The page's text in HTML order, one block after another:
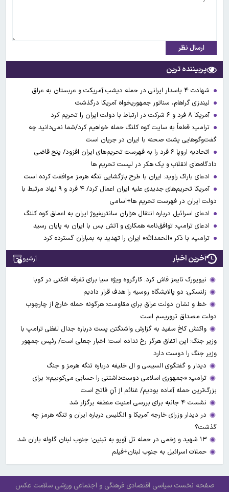
ارسال نظر
پربیننده ترین
شهادت ۴ پاسدار ایرانی در حمله دیشب آمریکت و عربستان به عراق
لیندزی گراهام، سناتور جمهوریخواه آمریکا درگذشت
آمریکا ۸ فرد و ۶ شرکت در ارتباط با دولت ایران را تحریم کرد
ترامپ: قطعاً به سایت کوه کلنگ حمله خواهیم کرد/شما نمی‌دانید چه
گفت‌وگوهایی پشت صحنه با ایران در جریان است
اتحادیه اروپا ۶ فرد را به فهرست تحریم‌های ایران افزود/ پنج قاضی
دادگاه‌های انقلاب و یک هکر در لیست تحریم ها
ادعای باراک راوید: ایران با طرح بازگشایی تنگه هرمز موافقت کرده است
آمریکا تحریم‌های جدیدی علیه ایران اعمال کرد/ ۴ فرد و ۹ نهاد مرتبط با
دولت ایران در فهرست تحریم ها+اسامی
ادعای اسرائیل درباره انتقال هزاران سانتریفیوژ ایران به اعماق کوه کلنگ
ادعای ترامپ: توافق‌نامه همکاری و آتش بس با ایران به پایان رسید
ترامپ، با ذکر «الحمدالله» ایران را تهدید به بمباران گسترده کرد
آخرین اخبار آرشیو
نیویورک تایمز فاش کرد: کارگروه ویژه سیا برای تفرقه افکنی در کوبا
زلنسکی: دو پالایشگاه روسیه را هدف قرار دادیم
خط و نشان دولت عراق برای مقاومت: هرگونه حمله خارج از چارچوب
دولت مصداق تروریسم است
واکنش کاخ سفید به گزارش واشنگتن پست درباره جدال لفظی ترامپ با
وزیر جنگ: این اتفاق هرگز رخ نداده است؛ اخبار جعلی است/ رئیس جمهور
وزیر جنگ را دوست دارد
دیدار و گفتگوی السیسی و ال خلیفه درباره تنگه هرمز و جنگ
ترامپ: «جمهوری اسلامی دوست‌داشتنی را حسابی می‌کوبیم»؛ برای
بزرگ‌ترین حمله آماده بودیم/ غنائم از آنِ فاتح است
نشست ۴ جانبه برای بررسی امنیت منطقه برگزار شد
در دیدار وزرای خارجه آمریکا و انگلیس درباره ایران و تنگه هرمز چه
گذشت؟
۱۳ شهید و زخمی در حمله تل آویو به تبنین؛ جنوب لبنان گلوله باران شد
حملات اسرائیل به جنوب لبنان+فیلم
صفحه نخست سیاسی اقتصادی فرهنگی و اجتماعی ورزشی سلامت عکس